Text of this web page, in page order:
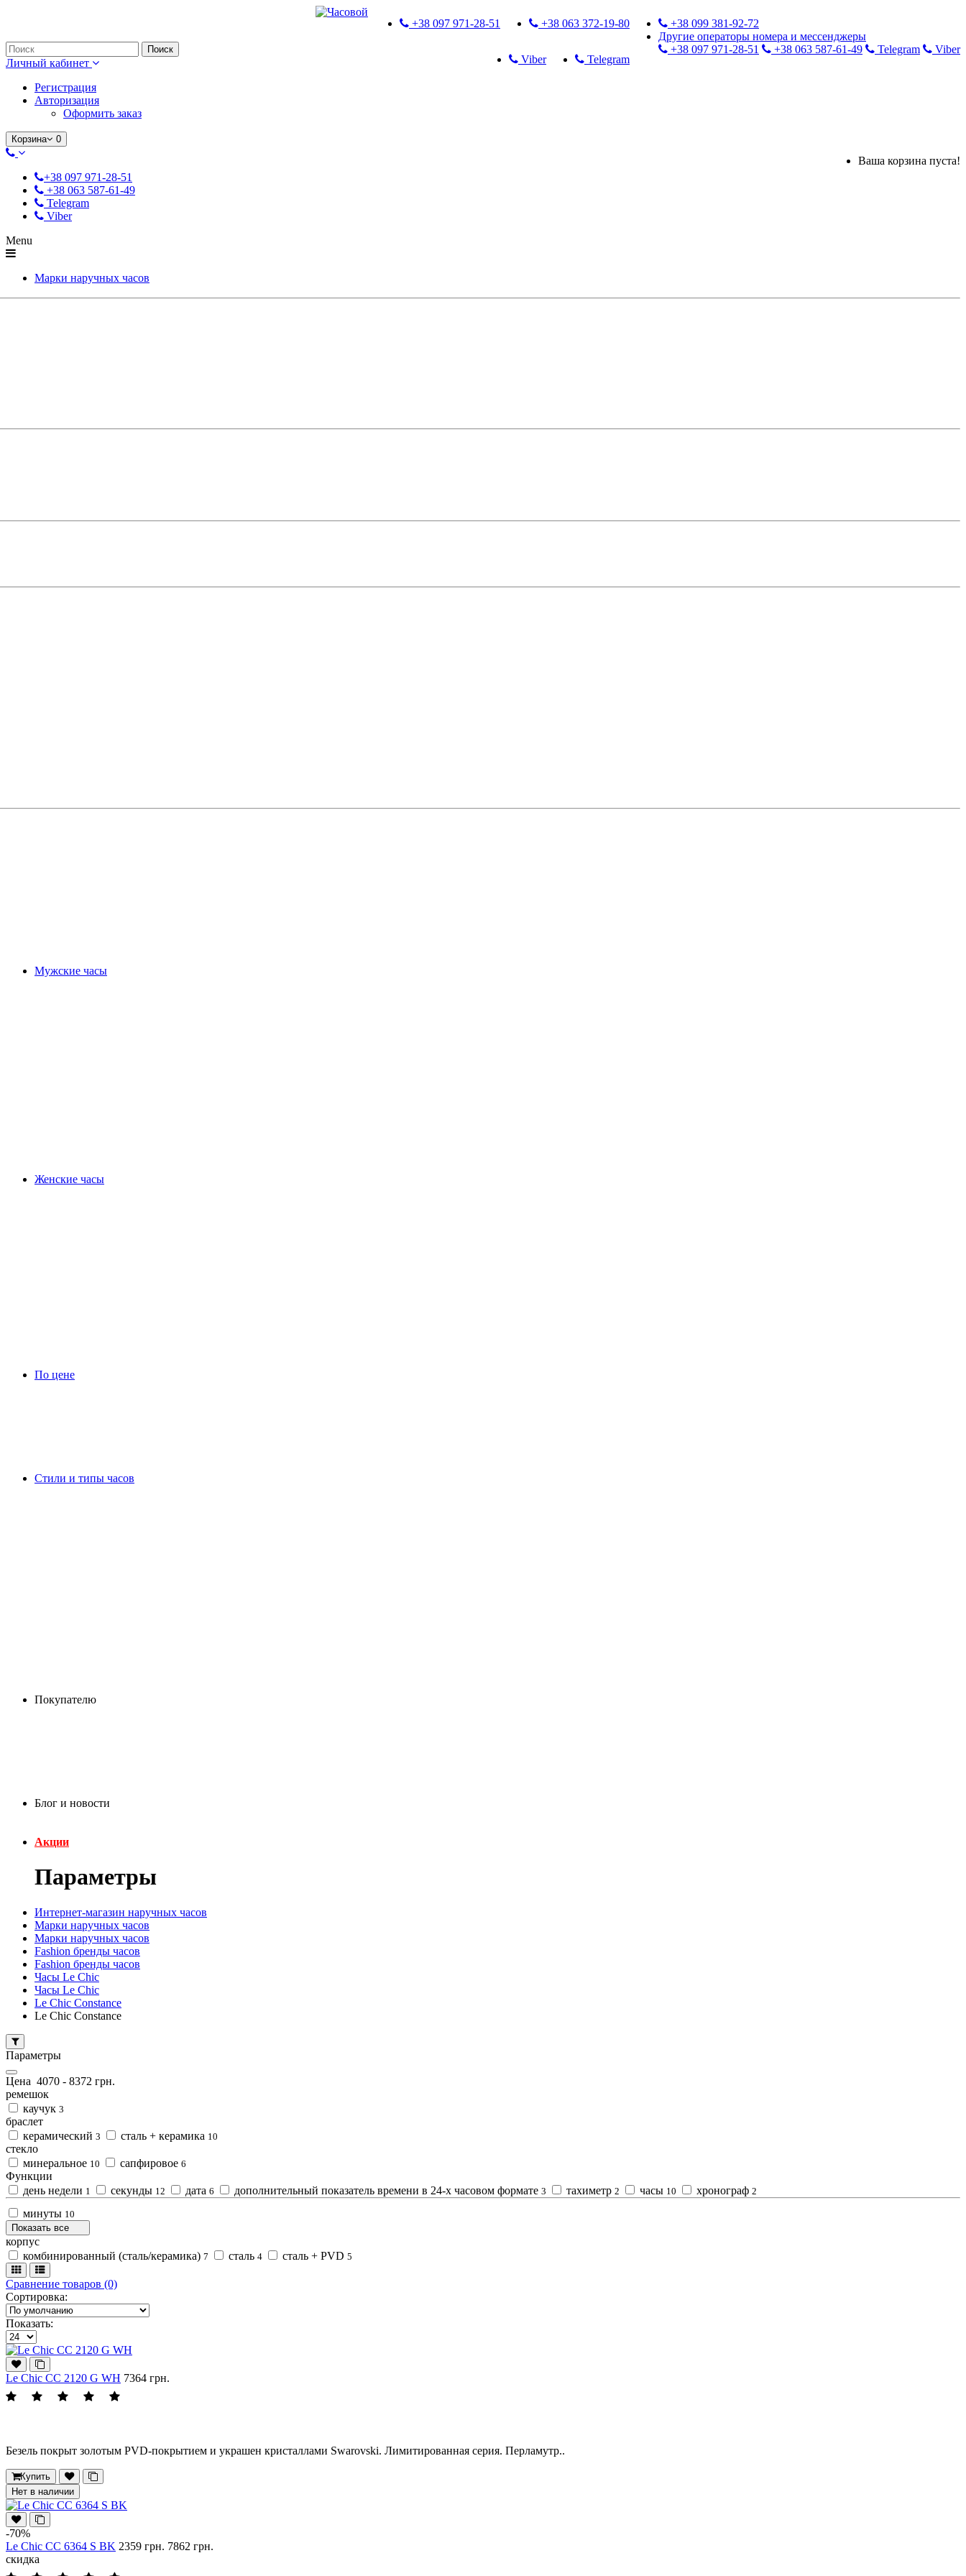
+38 099 381-92-72
Другие операторы номера и мессенджеры
+38 097 971-28-51
+38 063 587-61-49 Telegram Viber
+38 063 372-19-80
+38 097 971-28-51
Telegram
Viber
Поиск
Личный кабинет
Регистрация
Авторизация
Оформить заказ
Корзина 0
Ваша корзина пуста!
+38 097 971-28-51
+38 063 587-61-49
Telegram
Viber
Menu
Марки наручных часов
Мужские часы
Женские часы
По цене
Стили и типы часов
Покупателю
Блог и новости
Акции
Параметры
Интернет-магазин наручных часов
Марки наручных часов
Марки наручных часов
Fashion бренды часов
Fashion бренды часов
Часы Le Chic
Часы Le Chic
Le Chic Constance
Le Chic Constance
Параметры
Цена 4070 - 8372 грн.
ремешок
каучук 3
браслет
керамический 3 сталь + керамика 10
стекло
минеральное 10 сапфировое 6
Функции
день недели 1 секунды 12 дата 6 дополнительный показатель времени в 24-х часовом формате 3 тахиметр 2 часы 10 хронограф 2
минуты 10
Показать все
корпус
комбинированный (сталь/керамика) 7 сталь 4 сталь + PVD 5
Сравнение товаров (0)
Сортировка:
Показать:
Le Chic CC 2120 G WH 7364 грн.
Безель покрыт золотым PVD-покрытием и украшен кристаллами Swarovski. Лимитированная серия. Перламутр..
Купить
Нет в наличии
-70%
Le Chic CC 6364 S BK 2359 грн. 7862 грн.
скидка